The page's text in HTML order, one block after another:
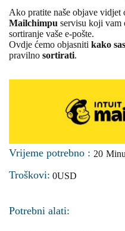
Ako pratite naše objave vidjet
Mailchimpu servisu koji vam
sortiranje vaše e-pošte.
Ovdje ćemo objasniti kako
pravilno sortirati.
Vrijeme potrebno : 20
Troškovi: 0USD
Potrebni alati: